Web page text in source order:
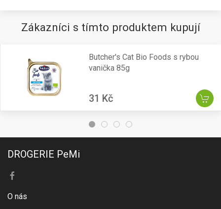
Zákazníci s tímto produktem kupují
Butcher's Cat Bio Foods s rybou
vanička 85g
31 Kč
DROGERIE PeMi
O nás